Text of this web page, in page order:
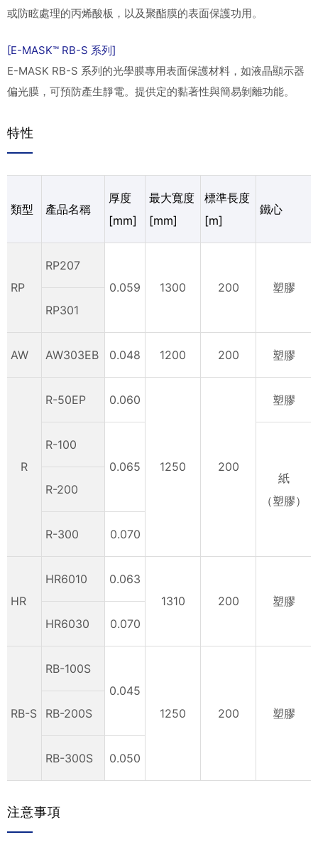
或防眩處理的丙烯酸板，以及聚酯膜的表面保護功用。
[E-MASK™ RB-S 系列]
E-MASK RB-S 系列的光學膜專用表面保護材料，如液晶顯示器
偏光膜，可預防產生靜電。提供定的黏著性與簡易剝離功能。
特性
類型 產品名稱
厚度
[mm]
最大寬度
[mm]
標準長度
[m]
鐵心
RP
RP207
0.059
1300 200
塑膠
RP301
AW AW303EB 0.048 1200 200 塑膠
R
R-50EP 0.060
1250 200
塑膠
R-100
0.065
紙
（塑膠）
R-200
R-300 0.070
HR
HR6010
0.063
1310
200
塑膠
HR6030
0.070
RB-S
RB-100S
0.045
1250
200 塑膠
RB-200S
RB-300S 0.050
注意事項